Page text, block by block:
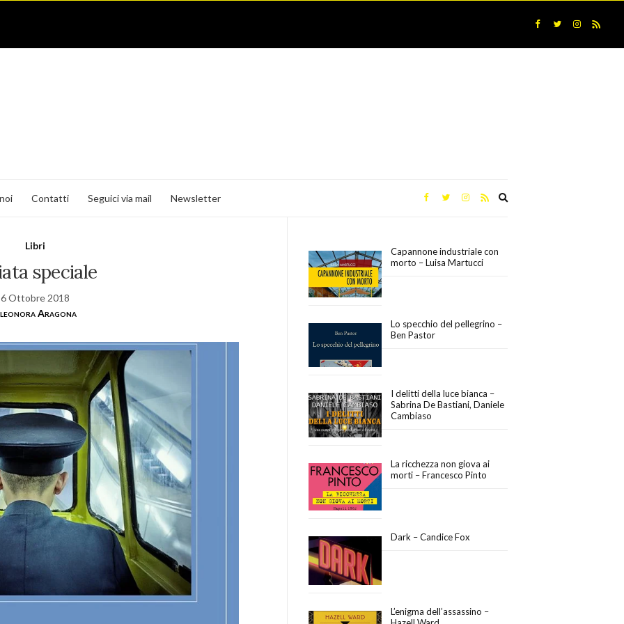
Contatti Seguici via mail Newsletter
Libri
speciale
6 Ottobre 2018
Aragona
Capannone industriale con
morto – Luisa Martucci
Lo specchio del pellegrino –
Ben Pastor
I delitti della luce bianca –
Sabrina De Bastiani, Daniele
Cambiaso
La ricchezza non giova ai
morti – Francesco Pinto
Dark – Candice Fox
L’enigma dell’assassino –